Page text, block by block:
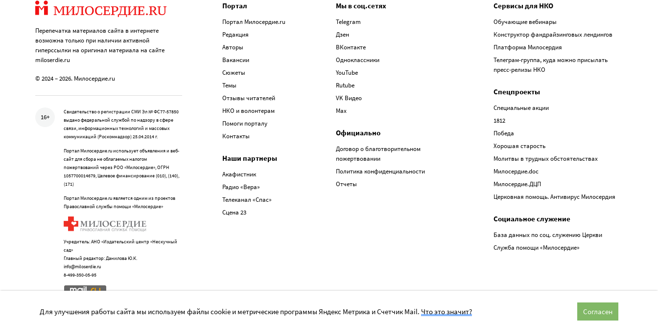
Перепечатка материалов сайта в интернете
возможна только при наличии активной
гиперссылки на оригинал материала на сайте
miloserdie.ru
© 2024 – 2026. Милосердие.ru
16+
Свидетельство о регистрации СМИ Эл № ФС77-57850
выдано федеральной службой по надзору в сфере
связи, информационных технологий и массовых
коммуникаций (Роскомнадзор) 25.04.2014 г.
Портал Милосердие.ru использует объявления и веб-
сайт для сбора не облагаемых налогом
пожертвований через РОО «Милосердие», ОГРН
1057700014679, Целевое финансирование (010), (140),
(171)
Портал Милосердие.ru является одним из проектов
Православной службы помощи «Милосердие»
Учредитель: АНО «Издательский центр «Нескучный
сад»
Главный редактор: Данилова Ю.К.
info@miloserdie.ru
8-499-350-05-95
Портал
Портал Милосердие.ru
Редакция
Авторы
Вакансии
Сюжеты
Темы
Отзывы читателей
НКО и волонтерам
Помоги порталу
Контакты
Наши партнеры
Акафистник
Радио «Вера»
Телеканал «Спас»
Сцена 23
Мы в соц.сетях
Telegram
Дзен
ВКонтакте
Одноклассники
YouTube
Rutube
VK Видео
Max
Официально
Договор о благотворительном
пожертвовании
Политика конфиденциальности
Отчеты
Сервисы для НКО
Обучающие вебинары
Конструктор фандрайзинговых лендингов
Платформа Милосердия
Телеграм-группа, куда можно присылать
пресс-релизы НКО
Спецпроекты
Специальные акции
1812
Победа
Хорошая старость
Молитвы в трудных обстоятельствах
Милосердие.doc
Милосердие.ДЦП
Церковная помощь. Антивирус Милосердия
Социальное служение
База данных по соц. служению Церкви
Служба помощи «Милосердие»
Для улучшения работы сайта мы используем файлы cookie и метрические программы Яндекс Метрика и Счетчик Mail.Что это значит? Согласен